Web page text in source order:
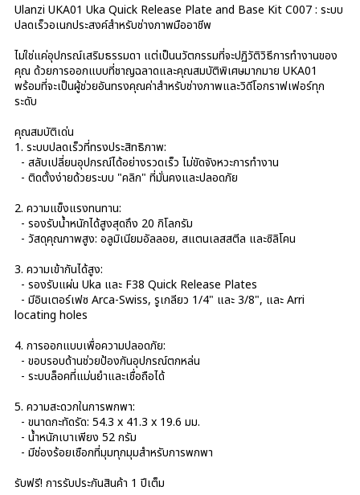
Ulanzi UKA01 Uka Quick Release Plate and Base Kit C007 : ระบบ
ปลดเร็วอเนกประสงค์สำหรับช่างภาพมืออาชีพ
ไม่ใช่แค่อุปกรณ์เสริมธรรมดา แต่เป็นนวัตกรรมที่จะปฏิวัติวิธีการทำงานของ
คุณ ด้วยการออกแบบที่ชาญฉลาดและคุณสมบัติพิเศษมากมาย UKA01
พร้อมที่จะเป็นผู้ช่วยอันทรงคุณค่าสำหรับช่างภาพและวิดีโอกราฟเฟอร์ทุก
ระดับ
คุณสมบัติเด่น
1. ระบบปลดเร็วที่ทรงประสิทธิภาพ:
- สลับเปลี่ยนอุปกรณ์ได้อย่างรวดเร็ว ไม่ขัดจังหวะการทำงาน
- ติดตั้งง่ายด้วยระบบ "คลิก" ที่มั่นคงและปลอดภัย
2. ความแข็งแรงทนทาน:
- รองรับน้ำหนักได้สูงสุดถึง 20 กิโลกรัม
- วัสดุคุณภาพสูง: อลูมิเนียมอัลลอย, สแตนเลสสตีล และซิลิโคน
3. ความเข้ากันได้สูง:
- รองรับแผ่น Uka และ F38 Quick Release Plates
- มีอินเตอร์เฟซ Arca-Swiss, รูเกลียว 1/4" และ 3/8", และ Arri
locating holes
4. การออกแบบเพื่อความปลอดภัย:
- ขอบรอบด้านช่วยป้องกันอุปกรณ์ตกหล่น
- ระบบล็อคที่แม่นยำและเชื่อถือได้
5. ความสะดวกในการพกพา:
- ขนาดกะทัดรัด: 54.3 x 41.3 x 19.6 มม.
- น้ำหนักเบาเพียง 52 กรัม
- มีช่องร้อยเชือกที่มุมทุกมุมสำหรับการพกพา
รับฟรี! การรับประกันสินค้า 1 ปีเต็ม